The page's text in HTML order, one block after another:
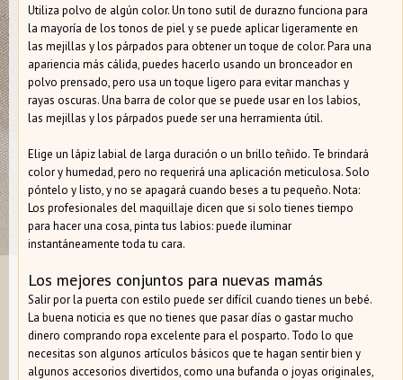
Utiliza polvo de algún color. Un tono sutil de durazno funciona para
la mayoría de los tonos de piel y se puede aplicar ligeramente en
las mejillas y los párpados para obtener un toque de color. Para una
apariencia más cálida, puedes hacerlo usando un bronceador en
polvo prensado, pero usa un toque ligero para evitar manchas y
rayas oscuras. Una barra de color que se puede usar en los labios,
las mejillas y los párpados puede ser una herramienta útil.
Elige un lápiz labial de larga duración o un brillo teñido. Te brindará
color y humedad, pero no requerirá una aplicación meticulosa. Solo
póntelo y listo, y no se apagará cuando beses a tu pequeño. Nota:
Los profesionales del maquillaje dicen que si solo tienes tiempo
para hacer una cosa, pinta tus labios: puede iluminar
instantáneamente toda tu cara.
Los mejores conjuntos para nuevas mamás
Salir por la puerta con estilo puede ser difícil cuando tienes un bebé.
La buena noticia es que no tienes que pasar días o gastar mucho
dinero comprando ropa excelente para el posparto. Todo lo que
necesitas son algunos artículos básicos que te hagan sentir bien y
algunos accesorios divertidos, como una bufanda o joyas originales,